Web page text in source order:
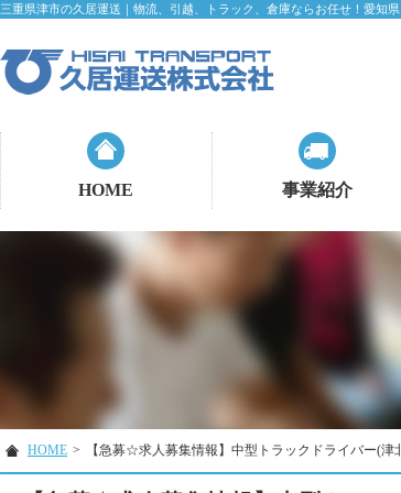
三重県津市の久居運送｜物流、引越、トラック、倉庫ならお任せ！愛知
HOME 事業紹介
HOME > 【急募☆求人募集情報】中型トラックドライバー(津